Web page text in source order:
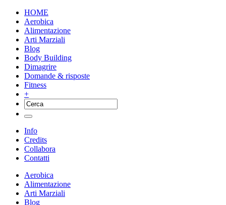
HOME
Aerobica
Alimentazione
Arti Marziali
Blog
Body Building
Dimagrire
Domande & risposte
Fitness
+
Info
Credits
Collabora
Contatti
Aerobica
Alimentazione
Arti Marziali
Blog